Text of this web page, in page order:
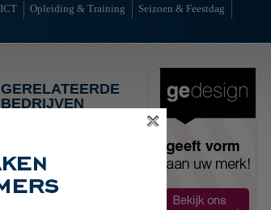
ICT Opleiding & Training
Seizoen & Feestdag
GERELATEERDE
BEDRIJVEN
Vakgarage Auto Nol BV